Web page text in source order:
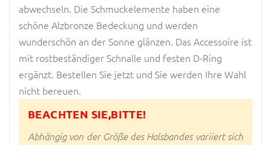
abwechseln. Die Schmuckelemente haben eine
schöne Alzbronze Bedeckung und werden
wunderschön an der Sonne glänzen. Das Accessoire ist
mit rostbeständiger Schnalle und festen D-Ring
ergänzt. Bestellen Sie jetzt und Sie werden Ihre Wahl
nicht bereuen.
BEACHTEN SIE,BITTE!
Abhängig von der Größe des Halsbandes variiert sich